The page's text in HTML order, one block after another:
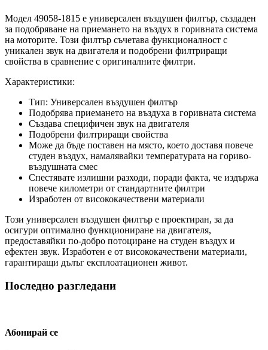
Модел 49058-1815 е универсален въздушен филтър, създаден
за подобряване на приемането на въздух в горивната система
на моторите. Този филтър съчетава функционалност с
уникален звук на двигателя и подобрени филтриращи
свойства в сравнение с оригиналните филтри.
Характеристики:
Тип: Универсален въздушен филтър
Подобрява приемането на въздуха в горивната система
Създава специфичен звук на двигателя
Подобрени филтриращи свойства
Може да бъде поставен на място, което доставя повече
студен въздух, намалявайки температурата на гориво-
въздушната смес
Спестявате излишни разходи, поради факта, че издържа
повече километри от стандартните филтри
Изработен от висококачествени материали
Този универсален въздушен филтър е проектиран, за да
осигури оптимално функциониране на двигателя,
предоставяйки по-добро потоциране на студен въздух и
ефектен звук. Изработен е от висококачествени материали,
гарантиращи дълъг експлоатационен живот.
Последно разгледани
Абонирай се